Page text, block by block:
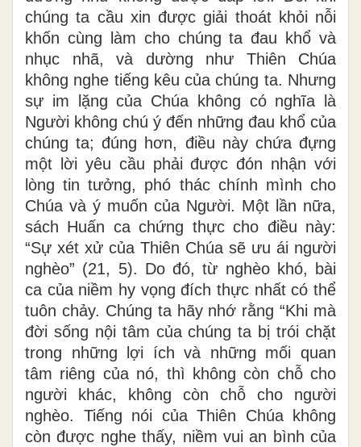
chúng ta cầu xin được giải thoát khỏi nỗi
khốn cùng làm cho chúng ta đau khổ và
nhục nhã, và dường như Thiên Chúa
không nghe tiếng kêu của chúng ta. Nhưng
sự im lặng của Chúa không có nghĩa là
Người không chú ý đến những đau khổ của
chúng ta; đúng hơn, điều này chứa đựng
một lời yêu cầu phải được đón nhận với
lòng tin tưởng, phó thác chính mình cho
Chúa và ý muốn của Người. Một lần nữa,
sách Huấn ca chứng thực cho điều này:
“Sự xét xử của Thiên Chúa sẽ ưu ái người
nghèo” (21, 5). Do đó, từ nghèo khó, bài
ca của niềm hy vọng đích thực nhất có thể
tuôn chảy. Chúng ta hãy nhớ rằng “Khi mà
đời sống nội tâm của chúng ta bị trói chặt
trong những lợi ích và những mối quan
tâm riêng của nó, thì không còn chỗ cho
người khác, không còn chỗ cho người
nghèo. Tiếng nói của Thiên Chúa không
còn được nghe thấy, niềm vui an bình của